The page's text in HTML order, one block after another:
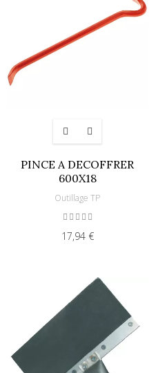
PINCE A DECOFFRER
600X18
Outillage TP
17,94 €